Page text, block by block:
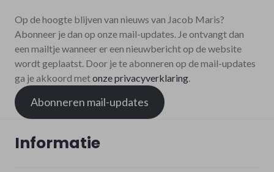
Op de hoogte blijven van nieuws van Jacob Maris?
Abonneer je dan op onze mail-updates. Je ontvangt dan
een mailtje wanneer er een nieuwbericht op de website
wordt geplaatst. Door je te abonneren op de mail-updates
ga je akkoord metonze privacyverklaring.
Abonneren mail-updates
Informatie